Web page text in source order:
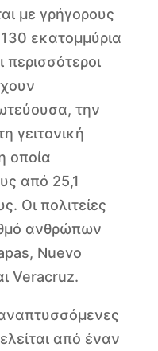
με γρήγορους
εκατομμύρια
περισσότεροι
την
γειτονική
οποία
από 25,1
Οι πολιτείες
ανθρώπων
Nuevo
Veracruz.
από έναν